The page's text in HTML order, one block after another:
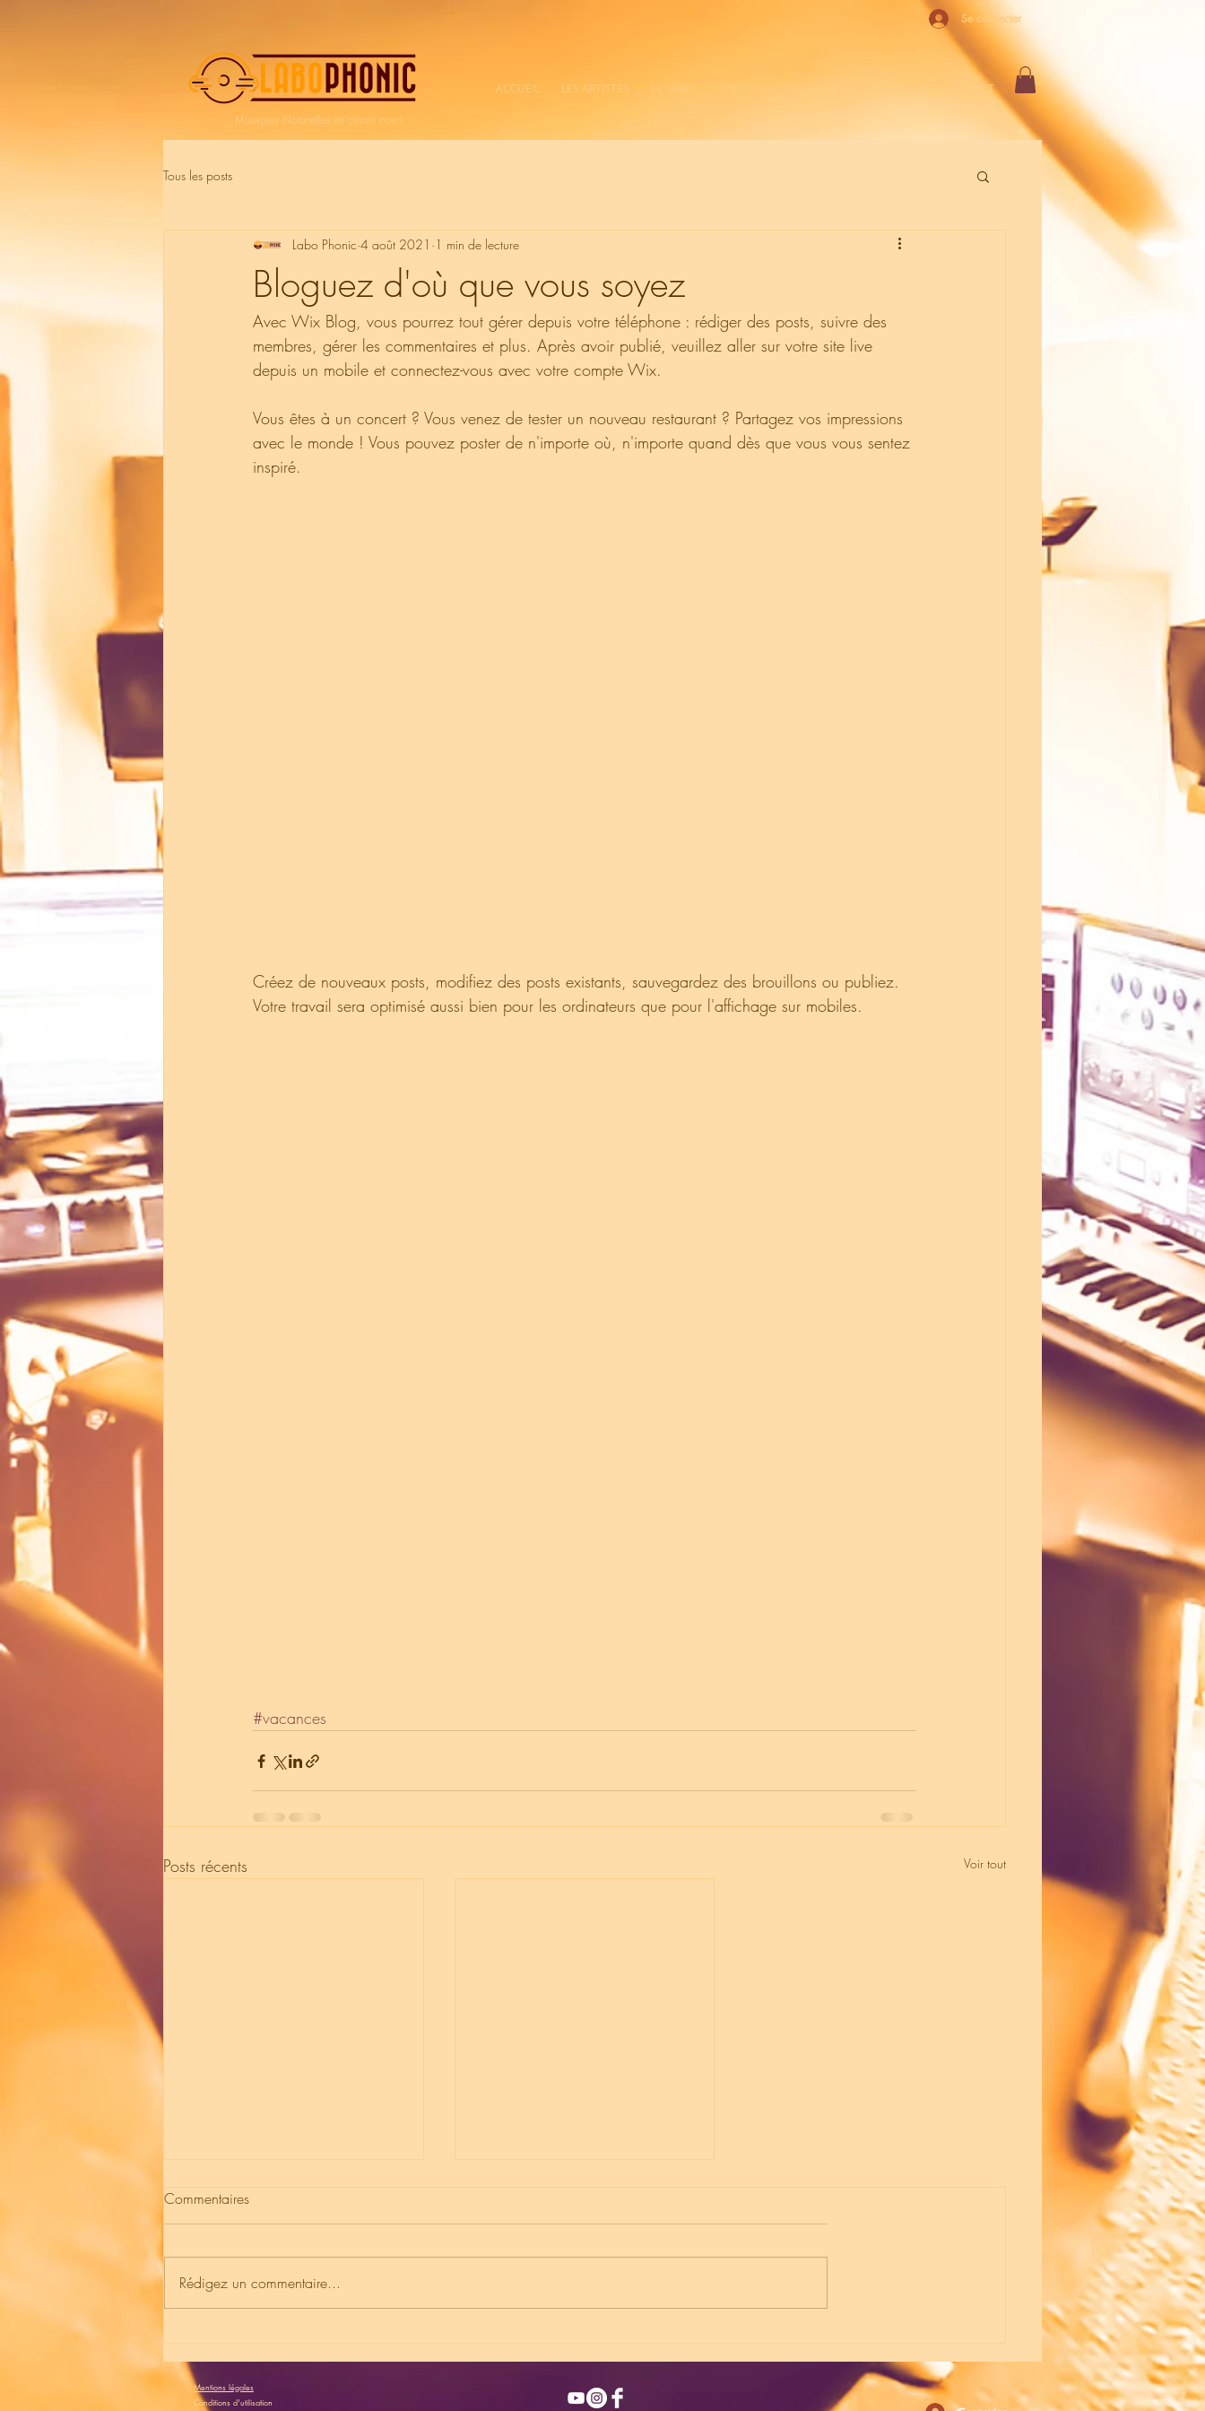
ACCUEIL LES ARTISTES LE LABEL CONTACT
Musiques Naturelles en circuit court
Se connecter
Tous les posts
Bloguez d'où que vous soyez
Labo Phonic 4 août 2021 1 min de lecture
Avec Wix Blog, vous pourrez tout gérer depuis votre téléphone : rédiger des posts, suivre des
membres, gérer les commentaires et plus. Après avoir publié, veuillez aller sur votre site live
depuis un mobile et connectez-vous avec votre compte Wix.
Vous êtes à un concert ? Vous venez de tester un nouveau restaurant ? Partagez vos impressions
avec le monde ! Vous pouvez poster de n'importe où, n'importe quand dès que vous vous sentez
inspiré.
Créez de nouveaux posts, modifiez des posts existants, sauvegardez des brouillons ou publiez.
Votre travail sera optimisé aussi bien pour les ordinateurs que pour l'affichage sur mobiles.
#vacances
Posts récents Voir tout
site live
Créez un superbe blog
Commentaires
Rédigez un commentaire...
Mentions légales
Conditions d'utilisation